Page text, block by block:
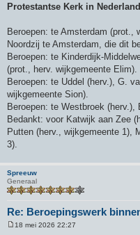
Protestantse Kerk in
Beroepen: te Amsterdam (prot.,
Noordzij te Amsterdam, die dit
Beroepen: te Kinderdijk-
(prot., herv. wijkgemeente Elim).
Beroepen: te Uddel (herv.), G.
wijkgemeente Sion).
Beroepen: te Westbroek (herv.),
Bedankt: voor Katwijk aan Zee
Putten (herv., wijkgemeente 1),
3).
Spreeuw
Generaal
Re: Beroepingswerk
18 mei 2026 22:27